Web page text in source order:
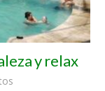
y relax